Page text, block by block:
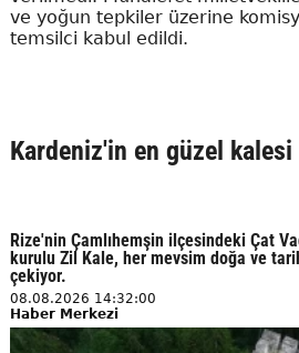
ve yoğun tepkiler üzerine
temsilci kabul edildi.
Kardeniz'in en güzel kalesi
Rize'nin Çamlıhemşin ilçesindeki Çat
kurulu Zil Kale, her mevsim doğa ve
çekiyor.
08.08.2026 14:32:00
Haber Merkezi